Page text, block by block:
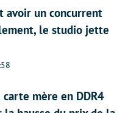
avoir un concurrent
le studio jette
mère en DDR4